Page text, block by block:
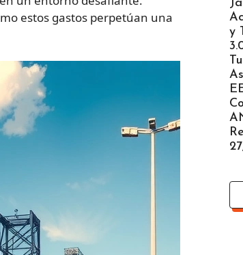
estos gastos perpetúan una
y